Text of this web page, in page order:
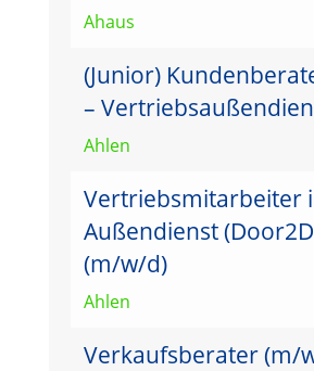
Ahaus
(Junior)
–
Ahlen
Vertriebsmitarbeiter
Außendienst
(m/w/d)
Ahlen
Verkaufsberater (m/